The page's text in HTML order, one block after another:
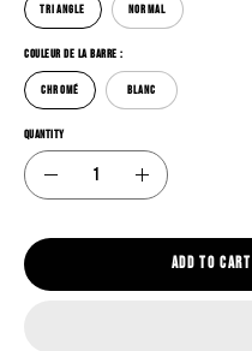
TRIANGLE NORMAL
COULEUR DE LA BARRE :
CHROMÉ BLANC
QUANTITY
Quantity
Decrease
Increase
ADD TO CART
housses interchangeables